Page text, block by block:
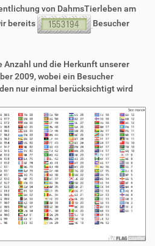
von DahmsTierleben am
bereits
Besucher
Anzahl und die Herkunft unserer
2009, wobei ein Besucher
nur einmal berücksichtigt wird